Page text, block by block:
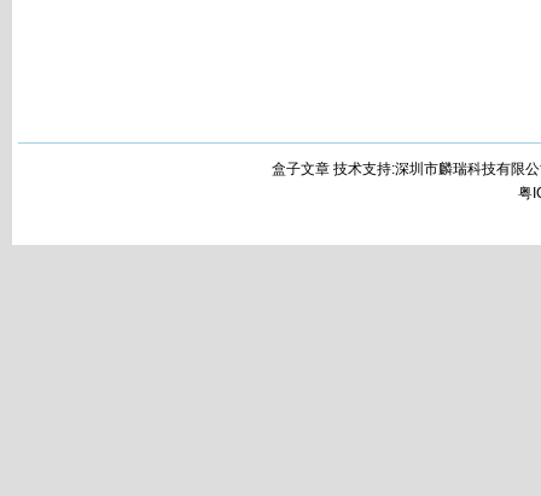
盒子文章 技术支持:深圳市麟瑞科技有限
粤